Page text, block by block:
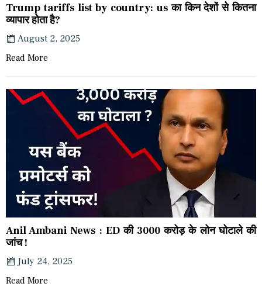
Trump tariffs list by country: us का किन देशों से कितना
व्यापार होता है?
August 2, 2025
Read More
Anil Ambani News : ED की 3000 करोड़ के लोन घोटाले की
जांच !
July 24, 2025
Read More